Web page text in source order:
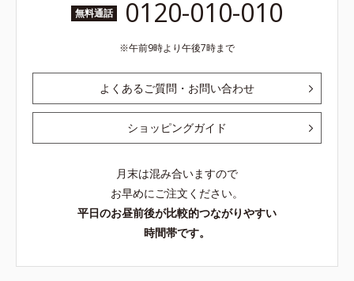
無料通話 0120-010-010
午前9時より午後7時まで
よくあるご質問・お問い合わせ
ショッピングガイド
月末は混み合いますので
お早めにご注文ください。
平日のお昼前後が比較的つながりやすい
時間帯です。